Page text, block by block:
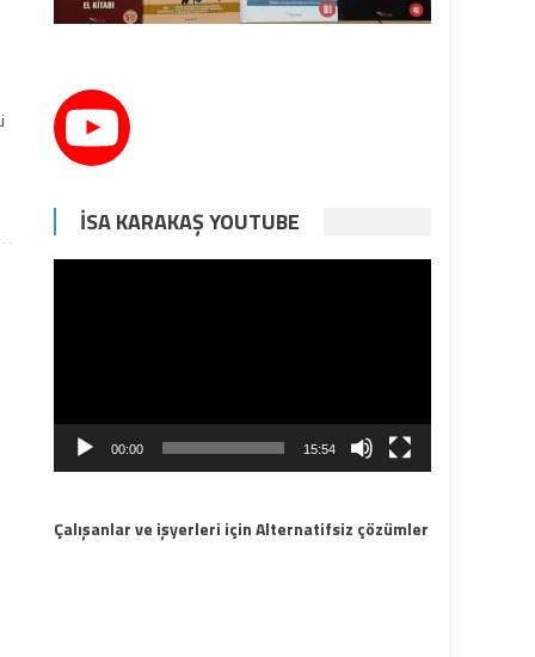
İSA KARAKAŞ YOUTUBE
00:00 15:54
Çalışanlar ve işyerleri için Alternatifsiz çözümler